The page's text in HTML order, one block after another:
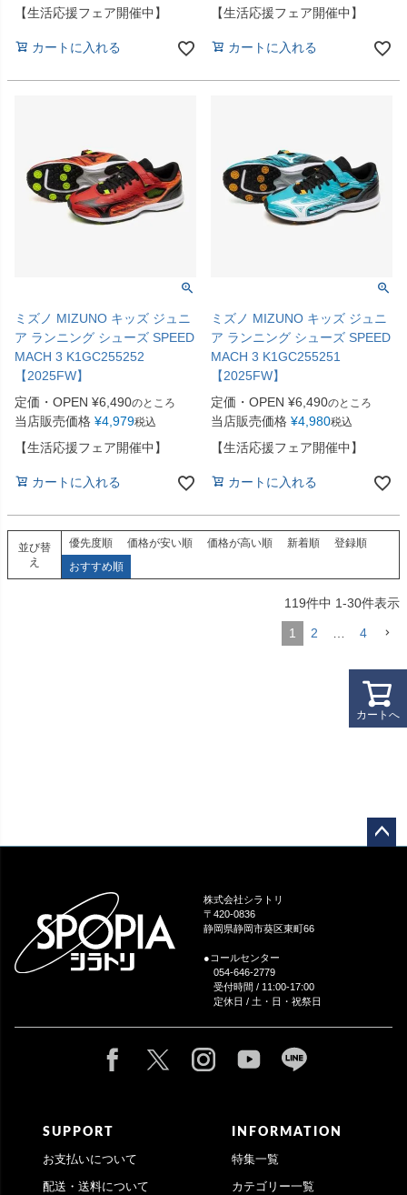
【生活応援フェア開催中】
カートに入れる
【生活応援フェア開催中】
カートに入れる
ミズノ MIZUNO キッズ ジュニ
ア ランニング シューズ SPEED
MACH 3 K1GC255252
【2025FW】
定価・OPEN ¥6,490のところ
当店販売価格 ¥4,979税込
【生活応援フェア開催中】
カートに入れる
ミズノ MIZUNO キッズ ジュニ
ア ランニング シューズ SPEED
MACH 3 K1GC255251
【2025FW】
定価・OPEN ¥6,490のところ
当店販売価格 ¥4,980税込
【生活応援フェア開催中】
カートに入れる
並び替
え
優先度順 価格が安い順 価格が高い順 新着順
登録順
おすすめ順
119件中 1-30件表示
1 2 4
カートへ
株式会社シラトリ
〒420-0836
静岡県静岡市葵区東町66
●コールセンター
054-646-2779
受付時間 / 11:00-17:00
定休日 / 土・日・祝祭日
SUPPORT
お支払いについて
配送・送料について
INFORMATION
特集一覧
カテゴリー一覧